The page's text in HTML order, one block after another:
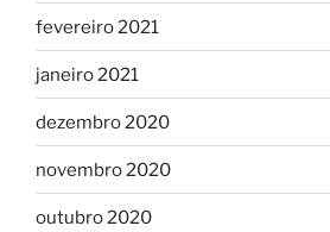
fevereiro 2021
janeiro 2021
dezembro 2020
novembro 2020
outubro 2020